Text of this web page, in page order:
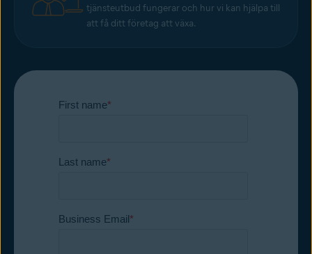
tjänsteutbud fungerar och hur vi kan hjälpa till
att få ditt företag att växa.